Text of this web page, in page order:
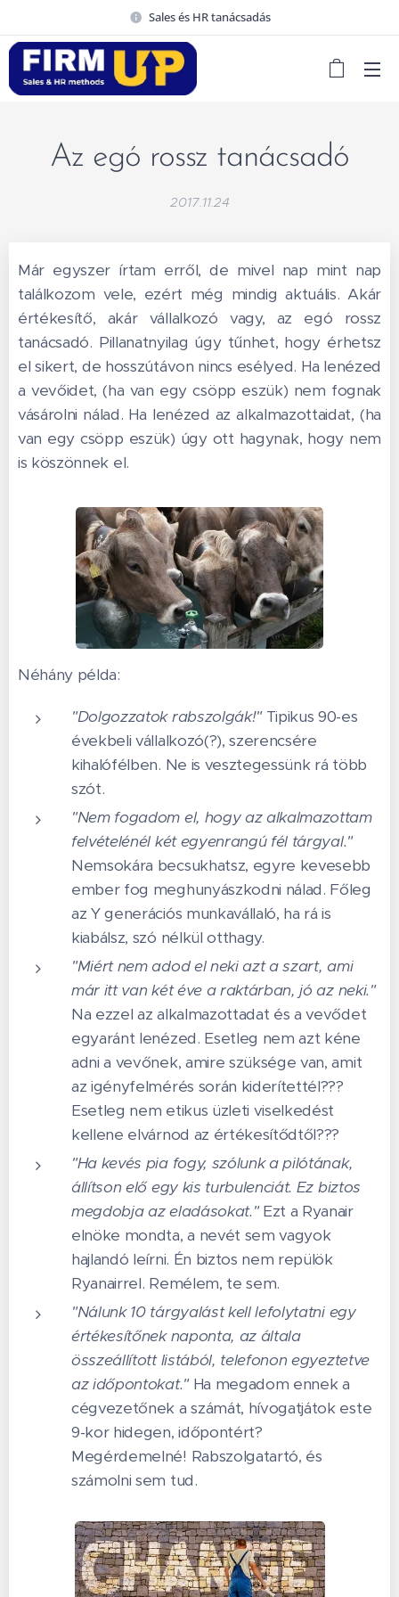
Sales és HR tanácsadás
Az egó rossz tanácsadó
2017.11.24
Már egyszer írtam erről, de mivel nap mint nap
találkozom vele, ezért még mindig aktuális. Akár
értékesítő, akár vállalkozó vagy, az egó rossz
tanácsadó. Pillanatnyilag úgy tűnhet, hogy érhetsz
el sikert, de hosszútávon nincs esélyed. Ha lenézed
a vevőidet, (ha van egy csöpp eszük) nem fognak
vásárolni nálad. Ha lenézed az alkalmazottaidat, (ha
van egy csöpp eszük) úgy ott hagynak, hogy nem
is köszönnek el.
Néhány példa:
"Dolgozzatok rabszolgák!"Tipikus 90-es
évekbeli vállalkozó(?), szerencsére
kihalófélben. Ne is vesztegessünk rá több
szót.
"Nem fogadom el, hogy az alkalmazottam
felvételénél két egyenrangú fél tárgyal."
Nemsokára becsukhatsz, egyre kevesebb
ember fog meghunyászkodni nálad. Főleg
az Y generációs munkavállaló, ha rá is
kiabálsz, szó nélkül otthagy.
"Miért nem adod el neki azt a szart, ami
már itt van két éve a raktárban, jó az neki."
Na ezzel az alkalmazottadat és a vevődet
egyaránt lenézed. Esetleg nem azt kéne
adni a vevőnek, amire szüksége van, amit
az igényfelmérés során kiderítettél???
Esetleg nem etikus üzleti viselkedést
kellene elvárnod az értékesítődtől???
"Ha kevés pia fogy, szólunk a pilótának,
állítson elő egy kis turbulenciát. Ez biztos
megdobja az eladásokat."Ezt a Ryanair
elnöke mondta, a nevét sem vagyok
hajlandó leírni. Én biztos nem repülök
Ryanairrel. Remélem, te sem.
"Nálunk 10 tárgyalást kell lefolytatni egy
értékesítőnek naponta, az általa
összeállított listából, telefonon egyeztetve
az időpontokat." Ha megadom ennek a
cégvezetőnek a számát, hívogatjátok este
9-kor hidegen, időpontért?
Megérdemelné! Rabszolgatartó, és
számolni sem tud.